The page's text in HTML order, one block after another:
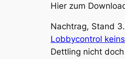
Hier zum
Nachtrag, Stand
Lobbycontrol
Dettling nicht